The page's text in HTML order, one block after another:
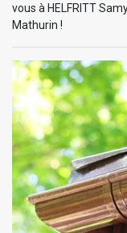
vous à HELFRITT
Mathurin !